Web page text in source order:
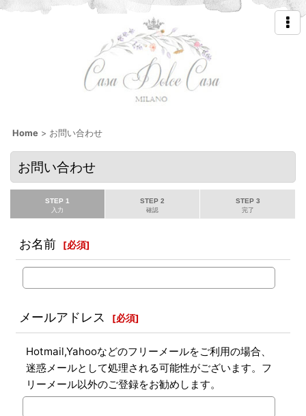
Home > お問い合わせ
お問い合わせ
STEP 1
入力
STEP 2
確認
STEP 3
完了
お名前 [必須]
メールアドレス [必須]
Hotmail,Yahooなどのフリーメールをご利用の場合、
迷惑メールとして処理される可能性がございます。フ
リーメール以外のご登録をお勧めします。